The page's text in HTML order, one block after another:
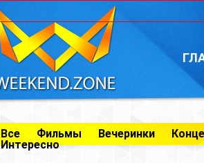
Все Фильмы Вечеринки
Интересно